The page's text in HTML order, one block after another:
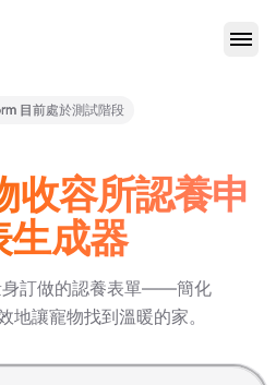
目前處於測試階段
收容所認養申
生成器
身訂做的認養表單——簡化
地讓寵物找到溫暖的家。